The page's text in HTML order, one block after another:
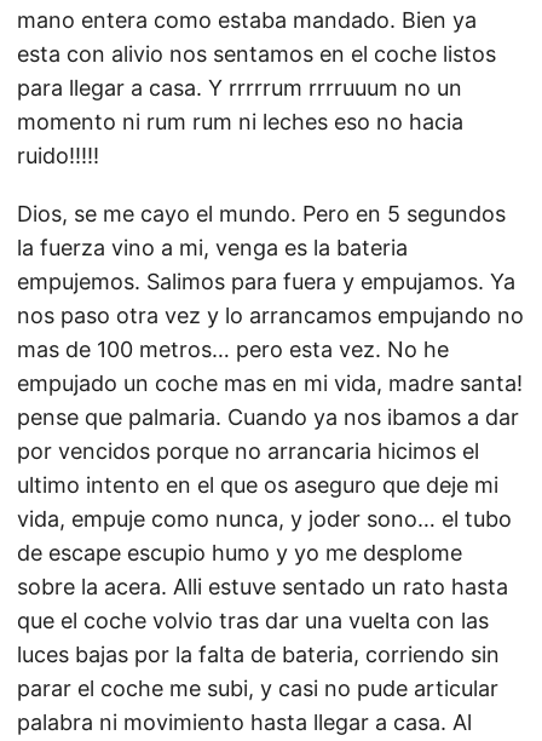
mano entera como estaba mandado. Bien ya
esta con alivio nos sentamos en el coche listos
para llegar a casa. Y rrrrrum rrrruuum no un
momento ni rum rum ni leches eso no hacia
ruido!!!!!
Dios, se me cayo el mundo. Pero en 5 segundos
la fuerza vino a mi, venga es la bateria
empujemos. Salimos para fuera y empujamos. Ya
nos paso otra vez y lo arrancamos empujando no
mas de 100 metros… pero esta vez. No he
empujado un coche mas en mi vida, madre santa!
pense que palmaria. Cuando ya nos ibamos a dar
por vencidos porque no arrancaria hicimos el
ultimo intento en el que os aseguro que deje mi
vida, empuje como nunca, y joder sono… el tubo
de escape escupio humo y yo me desplome
sobre la acera. Alli estuve sentado un rato hasta
que el coche volvio tras dar una vuelta con las
luces bajas por la falta de bateria, corriendo sin
parar el coche me subi, y casi no pude articular
palabra ni movimiento hasta llegar a casa. Al